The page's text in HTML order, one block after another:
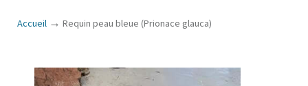
Accueil → Requin peau bleue (Prionace glauca)